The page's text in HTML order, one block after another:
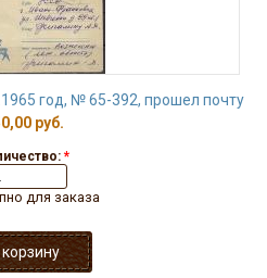
год, № 65-392, прошел почту
руб.
*
для заказа